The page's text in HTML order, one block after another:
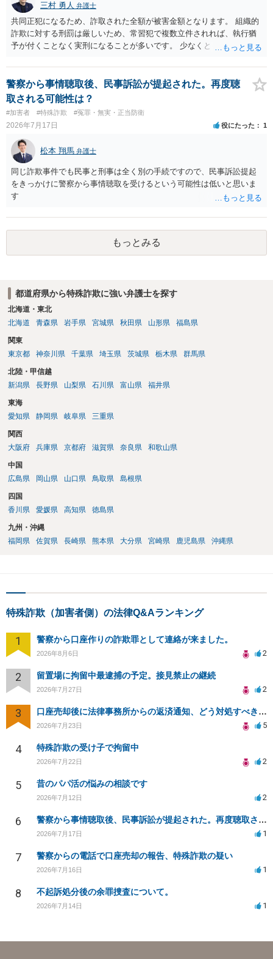
三村 勇人 弁護士
共同正犯になるため、詐取された全額が被害金額となります。 組織的
詐欺に対する刑罰は厳しいため、常習犯で複数立件されれば、執行猶
予が付くことなく実刑になることが多いです。 少なくとも、執行猶予
す。 弁護士を介して共犯者数人で被害弁済を行うこともあります。 保
釈申請については、共犯なので、全て公判請求されるまで難しいです
が、個別具体的な事情により異なります。 弁護方針により、結果が変
わるため、刑事事件に精通している弁護人を選任されることをお勧め
いたします。
警察から事情聴取後、民事訴訟が提起された。再度聴
取される可能性は？
#加害者 #特殊詐欺 #冤罪・無実・正当防衛
2026年7月17日 役にたった 1
松本 翔馬 弁護士
同じ詐欺事件でも民事と刑事は全く別の手続ですので、民事訴訟提起
をきっかけに警察から事情聴取を受けるという可能性は低いと思いま
す
もっとみる
都道府県から特殊詐欺に強い弁護士を探す
北海道・東北
北海道
青森県 岩手県 宮城県 秋田県 山形県 福島県
関東
東京都
神奈川県 千葉県 埼玉県 茨城県 栃木県 群馬県
北陸・甲信越
新潟県
長野県 山梨県 石川県 富山県 福井県
東海
愛知県
静岡県 岐阜県 三重県
関西
大阪府
兵庫県 京都府 滋賀県 奈良県 和歌山県
中国
広島県
岡山県 山口県 鳥取県 島根県
四国
香川県
愛媛県 高知県 徳島県
九州・沖縄
福岡県
佐賀県 長崎県 熊本県 大分県 宮崎県 鹿児島県 沖縄県
特殊詐欺（加害者側）の法律Q&Aランキング
1 警察から口座作りの詐欺罪として連絡が来ました。
2026年8月6日 2
2 留置場に拘留中最逮捕の予定。接見禁止の継続
2026年7月27日 2
3 口座売却後に法律事務所からの返済通知、どう対処すべきか？
2026年7月23日 5
4 特殊詐欺の受け子で拘留中
2026年7月22日 2
5 昔のパパ活の悩みの相談です
2026年7月12日 2
6 警察から事情聴取後、民事訴訟が提起された。再度聴取される可能性は？
2026年7月17日 1
7 警察からの電話で口座売却の報告、特殊詐欺の疑い
2026年7月16日 1
8 不起訴処分後の余罪捜査について。
2026年7月14日 1